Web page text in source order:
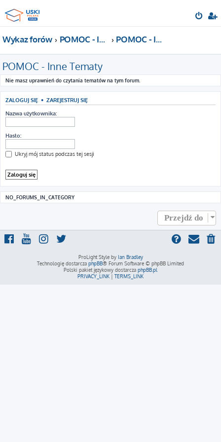
Wykaz forów POMOC - Inne Tematy POMOC - Inne Tematy
POMOC - Inne Tematy
Nie masz uprawnień do czytania tematów na tym forum.
ZALOGUJ SIĘ • ZAREJESTRUJ SIĘ
Nazwa użytkownika:
Hasło:
Ukryj mój status podczas tej sesji
NO_FORUMS_IN_CATEGORY
Przejdź do
ProLight Style by Ian Bradley
Technologię dostarcza phpBB® Forum Software © phpBB Limited
Polski pakiet językowy dostarcza phpBB.pl
PRIVACY_LINK | TERMS_LINK